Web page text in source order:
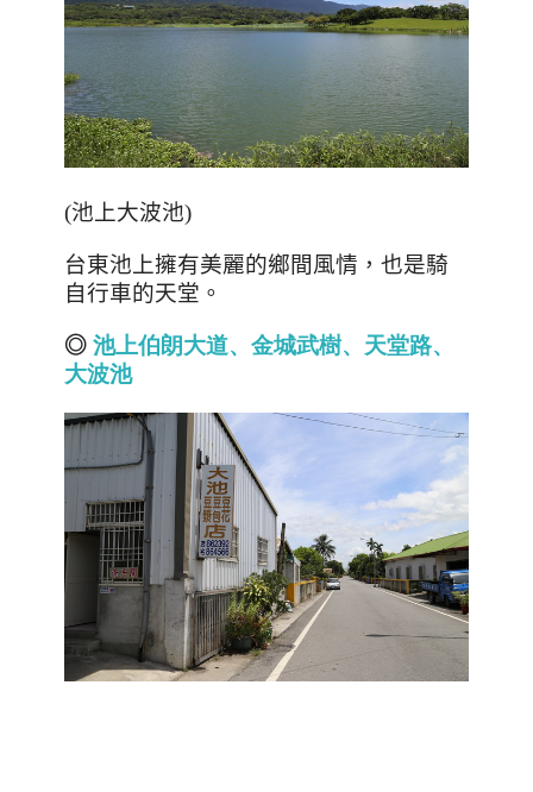
(池上大波池)
台東池上擁有美麗的鄉間風情，也是騎
自行車的天堂。
◎ 池上伯朗大道、 金城武樹、 天堂路、
大波池